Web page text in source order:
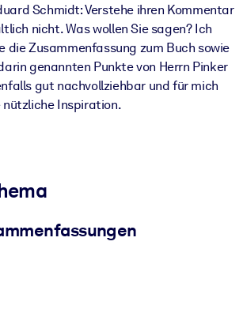
Schmidt: Verstehe ihren Kommentar
nicht. Was wollen Sie sagen? Ich
die Zusammenfassung zum Buch sowie
genannten Punkte von Herrn Pinker
gut nachvollziehbar und für mich
nützliche Inspiration.